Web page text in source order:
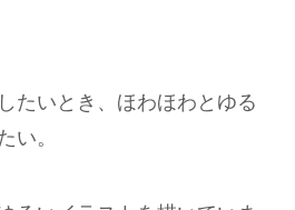
たいとき、ほわほわとゆる
い。